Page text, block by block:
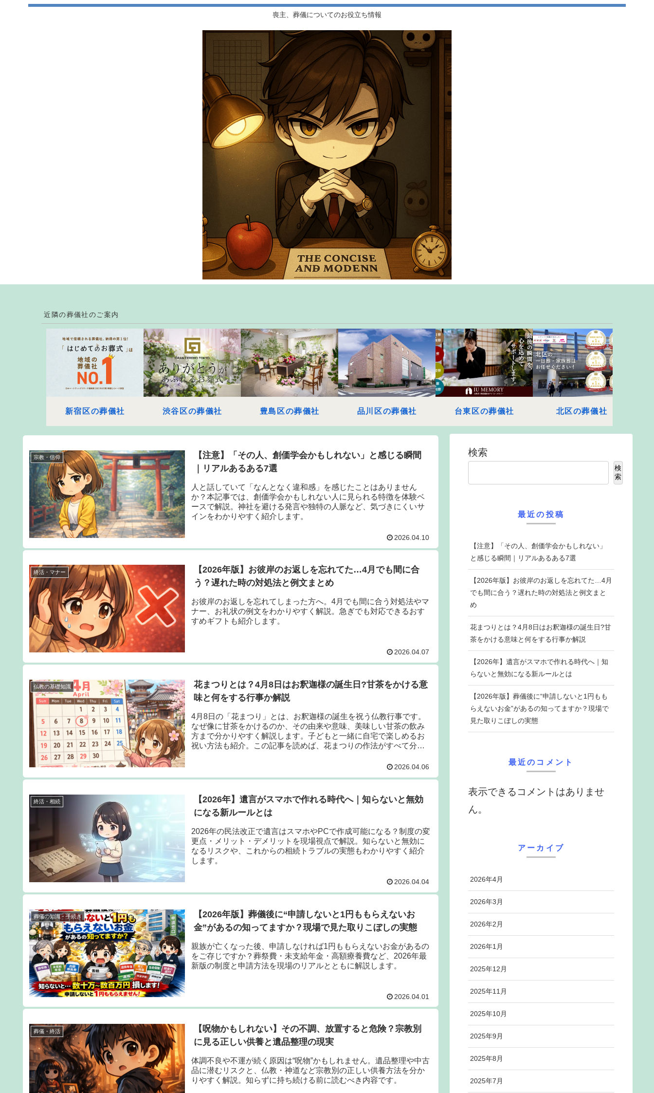
喪主、葬儀についてのお役立ち情報
近隣の葬儀社のご案内
新宿区の葬儀社 渋谷区の葬儀社 豊島区の葬儀社 品川区の葬儀社 台東区の葬儀社 北区の葬儀社
宗教・信仰
【注意】「その人、創価学会かもしれない」と感じる瞬間
｜リアルあるある7選
人と話していて「なんとなく違和感」を感じたことはありません
か？本記事では、創価学会かもしれない人に見られる特徴を体験ベ
ースで解説。神社を避ける発言や独特の人脈など、気づきにくいサ
インをわかりやすく紹介します。
2026.04.10
終活・マナー
【2026年版】お彼岸のお返しを忘れてた…4月でも間に合
う？遅れた時の対処法と例文まとめ
お彼岸のお返しを忘れてしまった方へ。4月でも間に合う対処法やマ
ナー、お礼状の例文をわかりやすく解説。急ぎでも対応できるおす
すめギフトも紹介します。
2026.04.07
仏教の基礎知識
花まつりとは？4月8日はお釈迦様の誕生日?甘茶をかける意
味と何をする行事か解説
4月8日の「花まつり」とは、お釈迦様の誕生を祝う仏教行事です。
なぜ像に甘茶をかけるのか、その由来や意味、美味しい甘茶の飲み
方まで分かりやすく解説します。子どもと一緒に自宅で楽しめるお
祝い方法も紹介。この記事を読めば、花まつりの作法がすべて分か
2026.04.06
終活・相続
【2026年】遺言がスマホで作れる時代へ｜知らないと無効
になる新ルールとは
2026年の民法改正で遺言はスマホやPCで作成可能になる？制度の変
更点・メリット・デメリットを現場視点で解説。知らないと無効に
なるリスクや、これからの相続トラブルの実態もわかりやすく紹介
します。
2026.04.04
葬儀の知識・手続き
【2026年版】葬儀後に“申請しないと1円ももらえないお
金”があるの知ってますか？現場で見た取りこぼしの実態
親族が亡くなった後、申請しなければ1円ももらえないお金があるの
をご存じですか？葬祭費・未支給年金・高額療養費など、2026年最
新版の制度と申請方法を現場のリアルとともに解説します。
2026.04.01
葬儀・終活
【呪物かもしれない】その不調、放置すると危険？宗教別
に見る正しい供養と遺品整理の現実
体調不良や不運が続く原因は“呪物”かもしれません。遺品整理や中古
品に潜むリスクと、仏教・神道など宗教別の正しい供養方法を分か
りやすく解説。知らずに持ち続ける前に読むべき内容です。
検索
検
索
最近の投稿
【注意】「その人、創価学会かもしれない」
と感じる瞬間｜リアルあるある7選
【2026年版】お彼岸のお返しを忘れてた…4月
でも間に合う？遅れた時の対処法と例文まと
め
花まつりとは？4月8日はお釈迦様の誕生日?甘
茶をかける意味と何をする行事か解説
【2026年】遺言がスマホで作れる時代へ｜知
らないと無効になる新ルールとは
【2026年版】葬儀後に“申請しないと1円もも
らえないお金”があるの知ってますか？現場で
見た取りこぼしの実態
最近のコメント
表示できるコメントはありませ
ん。
アーカイブ
2026年4月
2026年3月
2026年2月
2026年1月
2025年12月
2025年11月
2025年10月
2025年9月
2025年8月
2025年7月